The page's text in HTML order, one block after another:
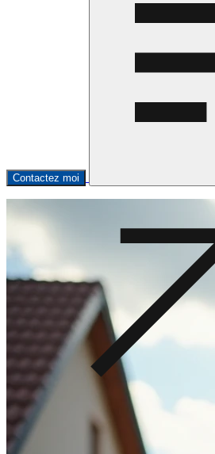
Contactez moi